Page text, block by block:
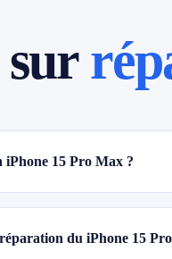
sur
15 Pro Max ?
du iPhone 15